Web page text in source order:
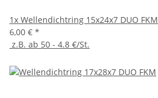
1x Wellendichtring 15x24x7 DUO FKM
6,00 € *
z.B. ab 50 - 4.8 €/St.